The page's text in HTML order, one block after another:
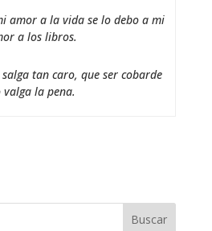
amor a la vida se lo debo a mi
a los libros.
tan caro, que ser cobarde
valga la pena.